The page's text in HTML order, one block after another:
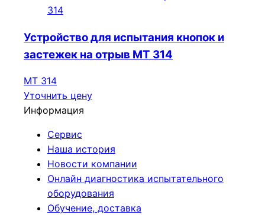
Устройство для испытания кнопок и
застежек на отрыв МТ 314
МТ 314
Уточнить цену
Информация
Сервис
Наша история
Новости компании
Онлайн диагностика испытательного
оборудования
Обучение, доставка